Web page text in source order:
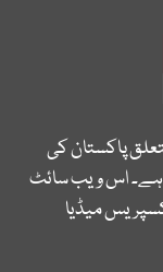
پاکستان کی
ہے۔ اس ویب سائٹ
میڈیا